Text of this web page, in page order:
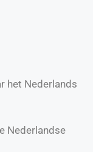
het Nederlands
Nederlandse